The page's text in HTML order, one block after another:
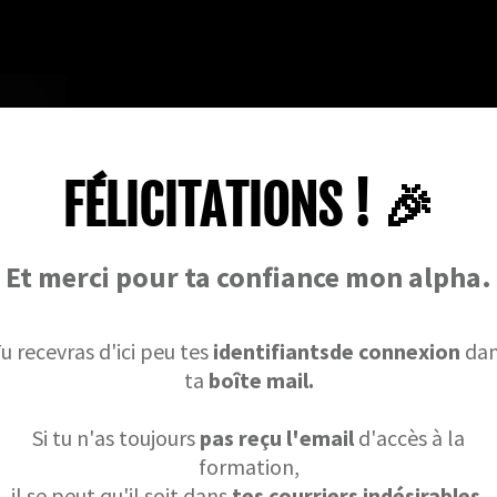
FÉLICITATIONS ! 🎉
Et merci pour ta confiance mon alpha.
recevras d'ici peu tes identifiantsde connexion
ta boîte mail.
Si tu n'as toujours pas reçu l'email d'accès à la
formation,